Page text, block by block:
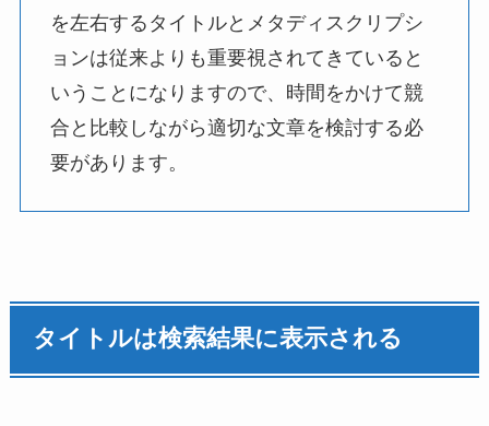
を左右するタイトルとメタディスクリプシ
ョンは従来よりも重要視されてきていると
いうことになりますので、時間をかけて競
合と比較しながら適切な文章を検討する必
要があります。
タイトルは検索結果に表示される